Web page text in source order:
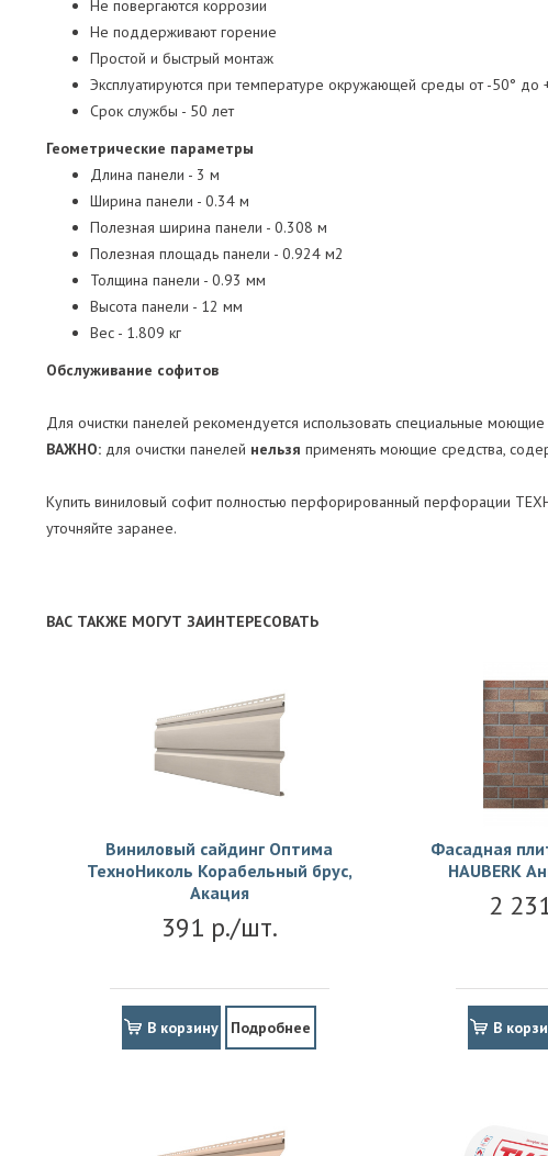
Не повергаются коррозии
Не поддерживают горение
Простой и быстрый монтаж
Эксплуатируются при температуре окружающей среды от -50° до
Срок службы - 50 лет
Геометрические параметры
Длина панели - 3 м
Ширина панели - 0.34 м
Полезная ширина панели - 0.308 м
Полезная площадь панели - 0.924 м2
Толщина панели - 0.93 мм
Высота панели - 12 мм
Вес - 1.809 кг
Обслуживание софитов
Для очистки панелей рекомендуется использовать специальные моющие
ВАЖНО: для очистки панелей нельзя применять моющие средства,
Купить виниловый софит полностью перфорированный перфорации
уточняйте заранее.
ВАС ТАКЖЕ МОГУТ ЗАИНТЕРЕСОВАТЬ
Виниловый сайдинг Оптима
ТехноНиколь Корабельный брус,
Акация
391 р./шт.
В корзину Подробнее
Фасадная
HAUBERK
2
В